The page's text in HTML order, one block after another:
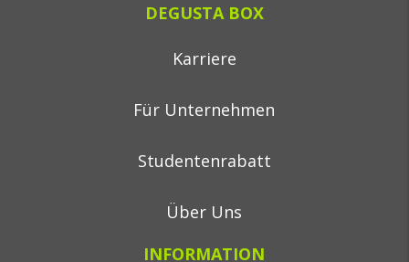
DEGUSTA BOX
Karriere
Für Unternehmen
Studentenrabatt
Über Uns
INFORMATION